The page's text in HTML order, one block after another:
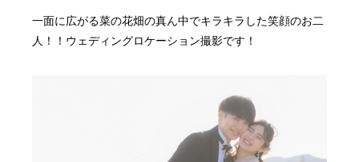
一面に広がる菜の花畑の真ん中でキラキラした笑顔のお二
人！！ウェディングロケーション撮影です！